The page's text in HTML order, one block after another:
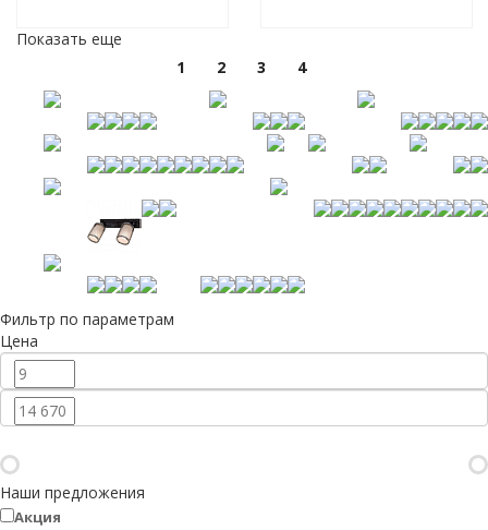
Показать еще
1
2 3 4
Фильтр по параметрам
Цена
Наши предложения
Акция